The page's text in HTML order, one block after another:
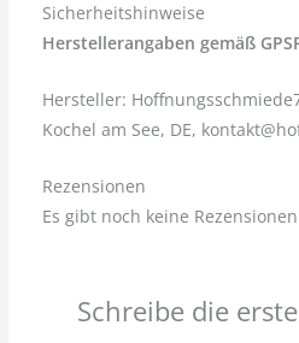
Sicherheitshinweise
Herstellerangaben gemäß
Hersteller:
Kochel am See, DE,
Rezensionen
Es gibt noch keine
Schreibe die